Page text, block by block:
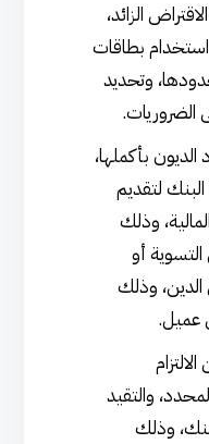
الزائد،
بطاقات
وتحديد
الضروريات.
بأكملها،
لتقديم
وذلك
أو
الدين، وذلك
عميل.
والتقيد
وذلك